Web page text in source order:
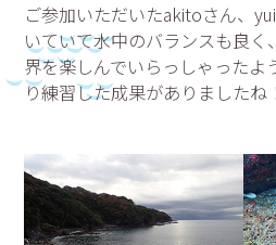
ご参加いただいたakitoさん、
いていて水中のバランスも良
界を楽しんでいらっしゃったよ
り練習した成果がありましたね